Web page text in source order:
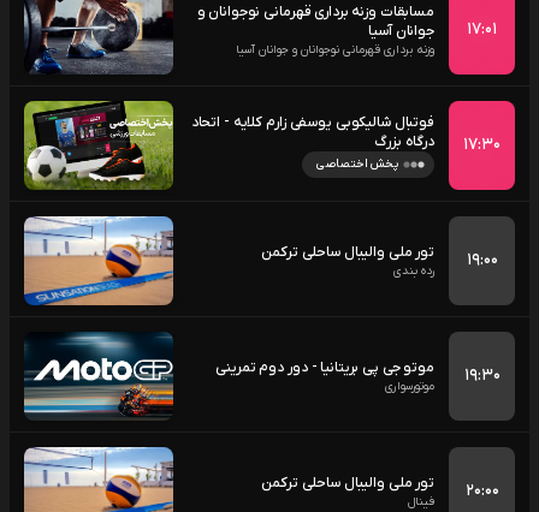
۱۷:۰۱
مسابقات وزنه برداری قهرمانی نوجوانان و
جوانان آسیا
وزنه برداری قهرمانی نوجوانان و جوانان آسیا
۱۷:۳۰
فوتبال شالیکوبی یوسفی زارم کلایه - اتحاد
درگاه بزرگ
پخش اختصاصی
۱۹:۰۰ تور ملی والیبال ساحلی ترکمن
رده بندی
۱۹:۳۰ موتو جی پی بریتانیا - دور دوم تمرینی
موتورسواری
۲۰:۰۰ تور ملی والیبال ساحلی ترکمن
فینال